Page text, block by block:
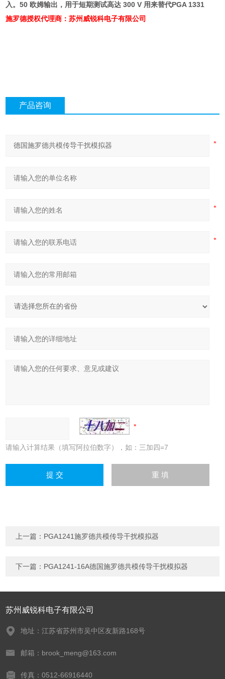
入。50 欧姆输出，用于短期测试高达300 V 用来替代PGA 1331
施罗德授权代理商：苏州威锐科电子有限公司
产品咨询
请输入计算结果（填写阿拉伯数字），如：三加四=7
上一篇： PGA1241施罗德共模传导干扰模拟器
下一篇： PGA1241-16A德国施罗德共模传导干扰模拟器
苏州威锐科电子有限公司
地址：江苏省苏州市吴中区友新路168号
邮箱：brook_meng@163.com
传真：0512-66916440